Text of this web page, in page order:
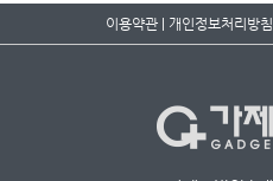
이용약관| 개인정보처리방침